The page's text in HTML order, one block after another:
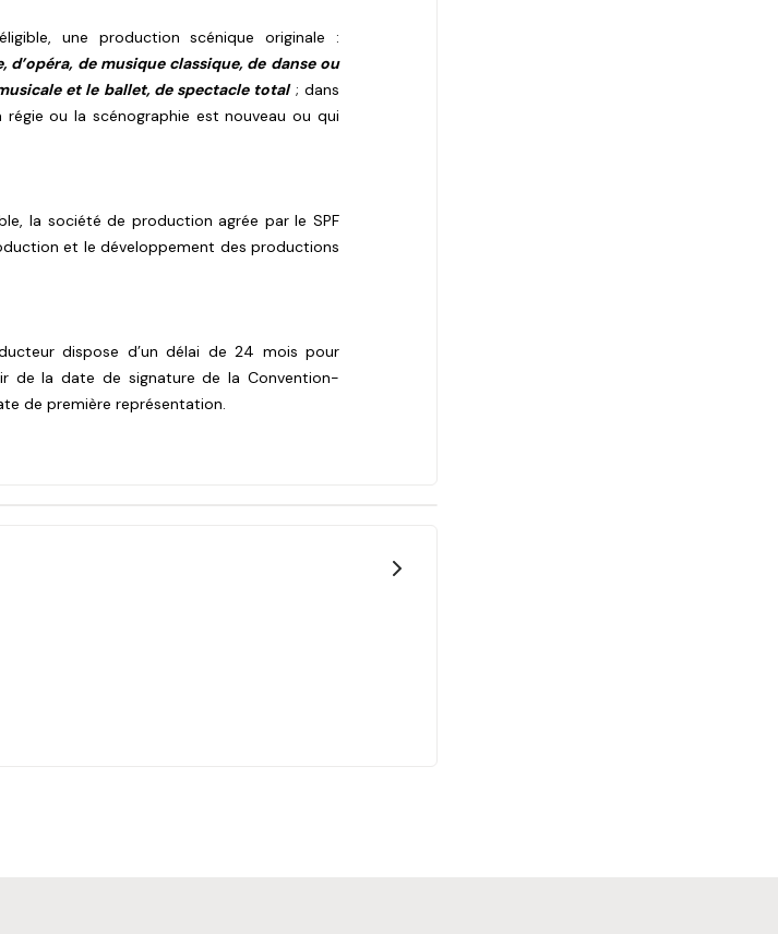
une production scénique originale :
de musique classique, de danse ou
et le ballet, de spectacle total; dans
ou la scénographie est nouveau ou qui
la société de production agrée par le SPF
et le développement des productions
dispose d’un délai de 24 mois pour
de la date de signature de la Convention-
de première représentation.